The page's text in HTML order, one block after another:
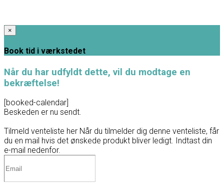
×
Book tid i værkstedet
Når du har udfyldt dette, vil du modtage en
bekræftelse!
[booked-calendar]
Beskeden er nu sendt.
Tilmeld venteliste her Når du tilmelder dig denne venteliste, får
du en mail hvis det ønskede produkt bliver ledigt. Indtast din
e-mail nedenfor.